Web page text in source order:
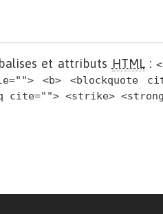
et attributs HTML:
<b> <blockquote
cite=""> <strike>